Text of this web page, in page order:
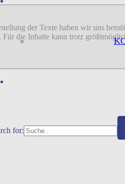
for:
der Texte haben wir uns
die Inhalte kann trotz